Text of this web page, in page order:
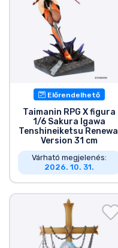
Előrendelhető
Taimanin RPG X figura
1/6 Sakura Igawa
Tenshineiketsu Renewal
Version 31 cm
Várható megjelenés:
2026. 10. 31.